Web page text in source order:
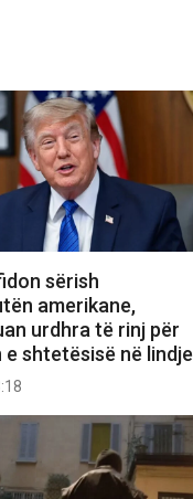
sërish
amerikane,
urdhra të rinj për
e shtetësisë në lindje